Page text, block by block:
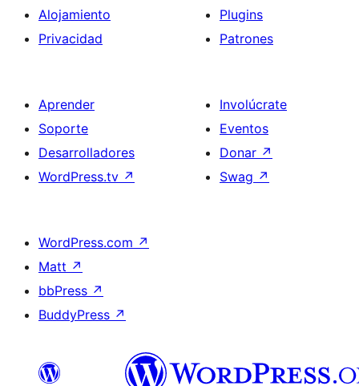
Alojamiento
Privacidad
Plugins
Patrones
Aprender
Soporte
Desarrolladores
WordPress.tv ↗
Involúcrate
Eventos
Donar ↗
Swag ↗
WordPress.com ↗
Matt ↗
bbPress ↗
BuddyPress ↗